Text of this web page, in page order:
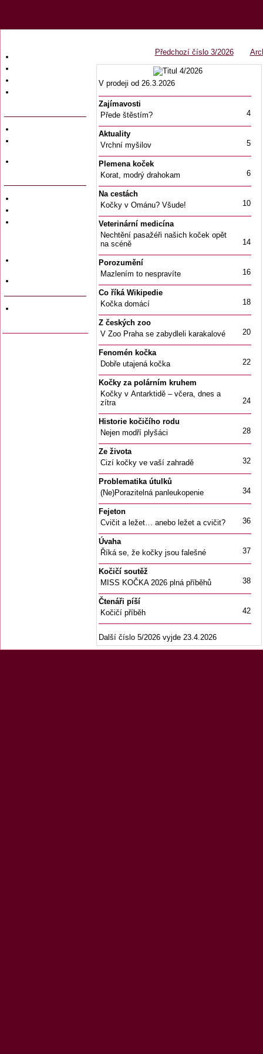
Předchozí číslo 3/2026
V prodeji od 26.3.2026
Zajímavosti
Přede štěstím?
4
Aktuality
Vrchní myšilov
5
Plemena koček
Korat, modrý drahokam
6
Na cestách
Kočky v Ománu? Všude!
10
Veterinární medicína
Nechtění pasažéři našich koček opět
na scéně
14
Porozumění
Mazlením to nespravíte
16
Co říká Wikipedie
Kočka domácí
18
Z českých zoo
V Zoo Praha se zabydleli karakalové
20
Fenomén kočka
Dobře utajená kočka
22
Kočky za polárním kruhem
Kočky v Antarktidě – včera, dnes a
zítra
24
Historie kočičího rodu
Nejen modří plyšáci
28
Ze života
Cizí kočky ve vaší zahradě
32
Problematika útulků
(Ne)Porazitelná panleukopenie
34
Fejeton
Cvičit a ležet… anebo ležet a cvičit?
36
Úvaha
Říká se, že kočky jsou falešné
37
Kočičí soutěž
MISS KOČKA 2026 plná příběhů
38
Čtenáři píší
Kočičí příběh
42
Další číslo 5/2026 vyjde 23.4.2026